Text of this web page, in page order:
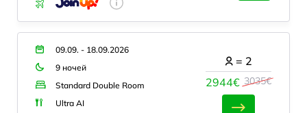
09.09. - 18.09.2026
9 ночей
Standard Double Room
Ultra AI
2944€ 3035€
= 2